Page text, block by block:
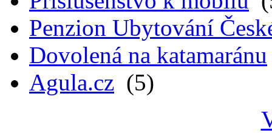
Penzion Ubytování
Dovolená na katamaránu
Agula.cz (5)